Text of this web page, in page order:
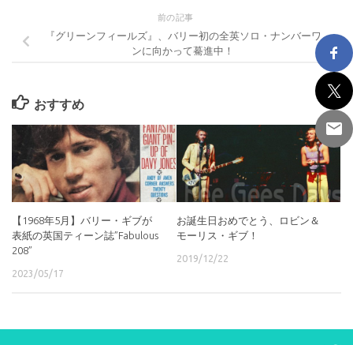
前の記事
『グリーンフィールズ』、バリー初の全英ソロ・ナンバーワ
ンに向かって驀進中！
おすすめ
【1968年5月】バリー・ギブが
表紙の英国ティーン誌”Fabulous
208”
2023/05/17
お誕生日おめでとう、ロビン＆
モーリス・ギブ！
2019/12/22